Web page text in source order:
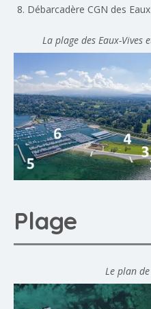
Débarcadère CGN des
La plage des Eaux-Vives
Plage
Le plan